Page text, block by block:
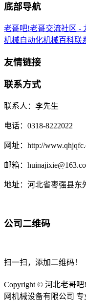
底部导航
老哥吧!老哥交流社区 -
机械自动化机械百科联
友情链接
联系方式
联系人：李先生
电话：0318-8222022
网址：http://
邮箱：
地址：河北省枣强县东
公司二维码
扫一扫，添加二维码！
Copyright © 河北老哥
网机械设备有限公司